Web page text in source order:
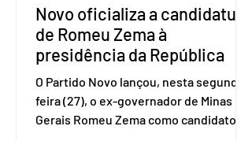
Novo oficializa a candidatura
de Romeu Zema à
presidência da República
O Partido Novo lançou, nesta segunda-
feira (27), o ex-governador de Minas
Gerais Romeu Zema como candidato à